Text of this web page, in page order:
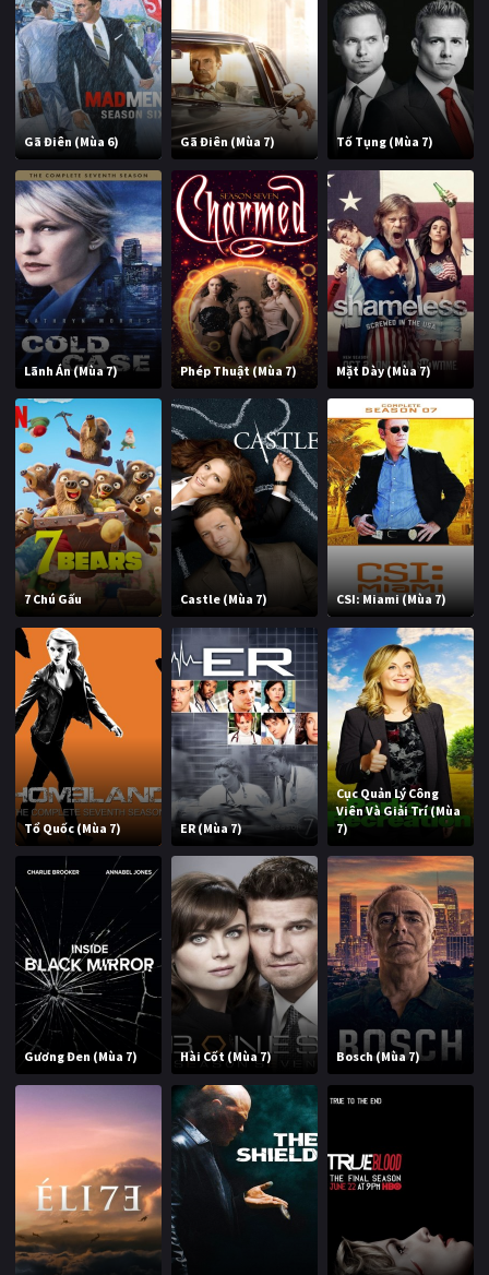
Gã Điên (Mùa 6) Gã Điên (Mùa 7) Tố Tụng (Mùa 7)
Lãnh Án (Mùa 7) Phép Thuật (Mùa 7) Mặt Dày (Mùa 7)
7 Chú Gấu Castle (Mùa 7) CSI: Miami (Mùa 7)
Tổ Quốc (Mùa 7) ER (Mùa 7)
Cục Quản Lý Công
Viên Và Giải Trí (Mùa
7)
Gương Đen (Mùa 7) Hài Cốt (Mùa 7) Bosch (Mùa 7)